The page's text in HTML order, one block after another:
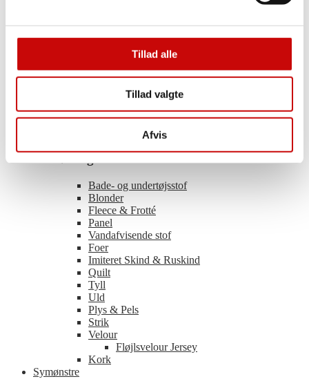
Tillad alle
Tillad valgte
Afvis
Viscose
Coated Bomuld
Ramie
Bade- og undertøjsstof
Blonder
Fleece & Frotté
Panel
Vandafvisende stof
Foer
Imiteret Skind & Ruskind
Quilt
Tyll
Uld
Plys & Pels
Strik
Velour
Fløjlsvelour Jersey
Kork
Symønstre